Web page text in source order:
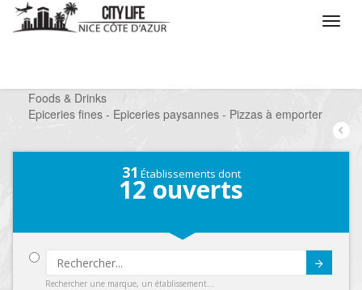
Foods & Drinks
/
Epiceries fines - Epiceries paysannes - Pizzas à emporter
31 Établissements dont
12 ouverts
Rechercher une marque, un établissement...